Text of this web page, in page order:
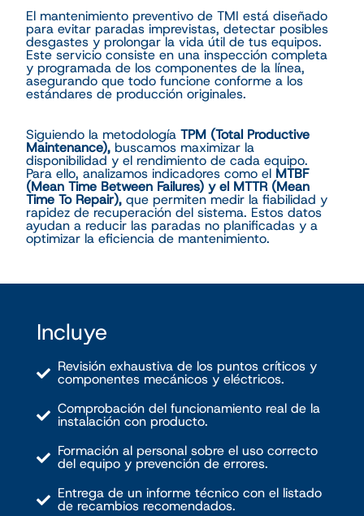
El mantenimiento preventivo de TMI está diseñado
para evitar paradas imprevistas, detectar posibles
desgastes y prolongar la vida útil de tus equipos.
Este servicio consiste en una inspección completa
y programada de los componentes de la línea,
asegurando que todo funcione conforme a los
estándares de producción originales.
Siguiendo la metodologíaTPM (Total Productive
Maintenance), buscamos maximizar la
disponibilidad y el rendimiento de cada equipo.
Para ello, analizamos indicadores como el MTBF
(Mean Time Between Failures) y el MTTR (Mean
Time To Repair), que permiten medir la fiabilidad y
rapidez de recuperación del sistema. Estos datos
ayudan a reducir las paradas no planificadas y a
optimizar la eficiencia de mantenimiento.
Incluye
Revisión exhaustiva de los puntos críticos y
componentes mecánicos y eléctricos.
Comprobación del funcionamiento real de la
instalación con producto.
Formación al personal sobre el uso correcto
del equipo y prevención de errores.
Entrega de un informe técnico con el listado
de recambios recomendados.